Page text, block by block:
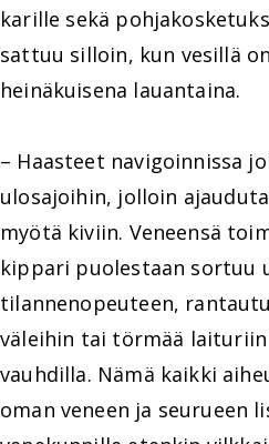
karille sekä
sattuu silloin, kun vesillä
heinäkuisena lauantaina.
– Haasteet navigoinnissa
ulosajoihin, jolloin
myötä kiviin. Veneensä
kippari puolestaan sortuu
tilannenopeuteen,
väleihin tai törmää
vauhdilla. Nämä kaikki
oman veneen ja seurueen